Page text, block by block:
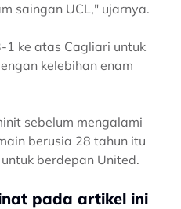
saingan UCL," ujarnya.
1 ke atas Cagliari untuk
kelebihan enam
sebelum mengalami
berusia 28 tahun itu
berdepan United.
pada artikel ini